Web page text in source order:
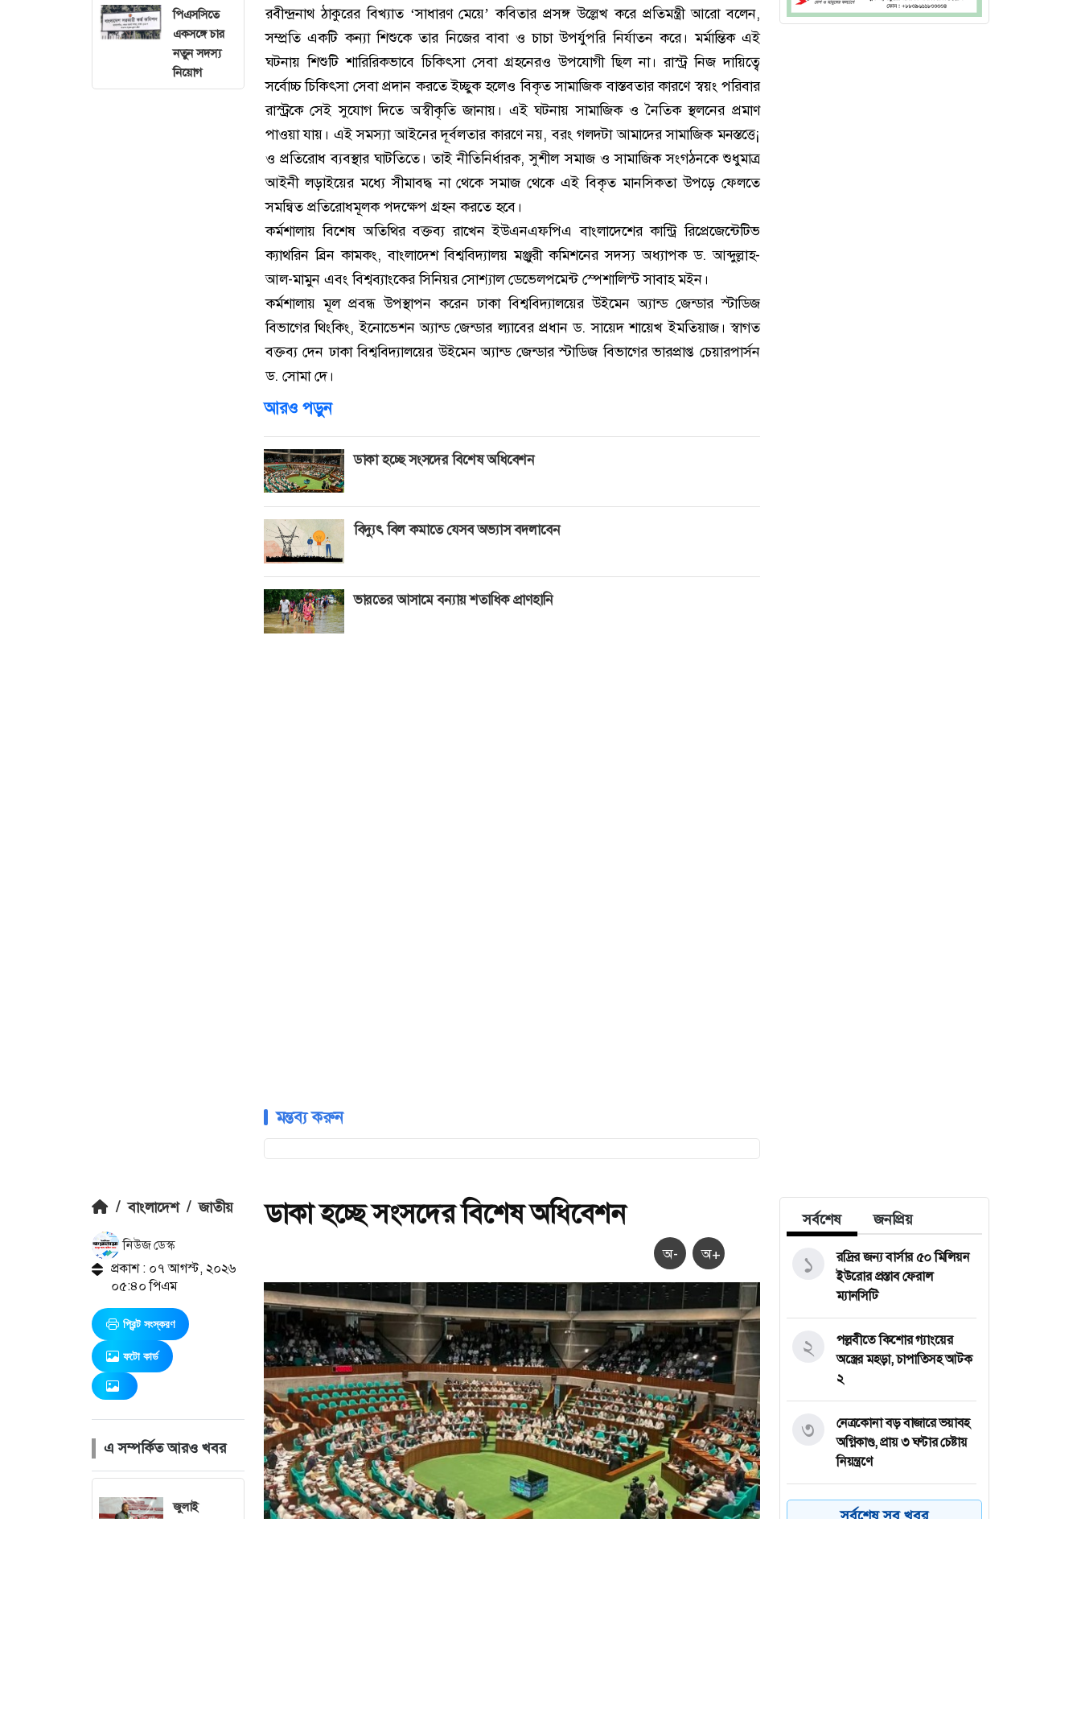
পিএসসিতে
একসঙ্গে চার
নতুন সদস্য
নিয়োগ
রবীন্দ্রনাথ ঠাকুরের বিখ্যাত ‘সাধারণ মেয়ে’ কবিতার প্রসঙ্গ উল্লেখ করে প্রতিমন্ত্রী আরো বলেন,
সম্প্রতি একটি কন্যা শিশুকে তার নিজের বাবা ও চাচা উপর্যুপরি নির্যাতন করে। মর্মান্তিক এই
ঘটনায় শিশুটি শারিরিকভাবে চিকিৎসা সেবা গ্রহনেরও উপযোগী ছিল না। রাস্ট্র নিজ দায়িত্বে
সর্বোচ্চ চিকিৎসা সেবা প্রদান করতে ইচ্ছুক হলেও বিকৃত সামাজিক বাস্তবতার কারণে স্বয়ং পরিবার
রাস্ট্রকে সেই সুযোগ দিতে অস্বীকৃতি জানায়। এই ঘটনায় সামাজিক ও নৈতিক স্থলনের প্রমাণ
পাওয়া যায়। এই সমস্যা আইনের দূর্বলতার কারণে নয়, বরং গলদটা আমাদের সামাজিক মনস্তত্তে¡
ও প্রতিরোধ ব্যবস্থার ঘাটতিতে। তাই নীতিনির্ধারক, সুশীল সমাজ ও সামাজিক সংগঠনকে শুধুমাত্র
আইনী লড়াইয়ের মধ্যে সীমাবদ্ধ না থেকে সমাজ থেকে এই বিকৃত মানসিকতা উপড়ে ফেলতে
সমন্বিত প্রতিরোধমূলক পদক্ষেপ গ্রহন করতে হবে।
কর্মশালায় বিশেষ অতিথির বক্তব্য রাখেন ইউএনএফপিএ বাংলাদেশের কান্ট্রি রিপ্রেজেন্টেটিভ
ক্যাথরিন ব্রিন কামকং, বাংলাদেশ বিশ্ববিদ্যালয় মঞ্জুরী কমিশনের সদস্য অধ্যাপক ড. আব্দুল্লাহ-
আল-মামুন এবং বিশ্বব্যাংকের সিনিয়র সোশ্যাল ডেভেলপমেন্ট স্পেশালিস্ট সাবাহ মইন।
কর্মশালায় মূল প্রবন্ধ উপস্থাপন করেন ঢাকা বিশ্ববিদ্যালয়ের উইমেন অ্যান্ড জেন্ডার স্টাডিজ
বিভাগের থিংকিং, ইনোভেশন অ্যান্ড জেন্ডার ল্যাবের প্রধান ড. সায়েদ শায়েখ ইমতিয়াজ। স্বাগত
বক্তব্য দেন ঢাকা বিশ্ববিদ্যালয়ের উইমেন অ্যান্ড জেন্ডার স্টাডিজ বিভাগের ভারপ্রাপ্ত চেয়ারপার্সন
ড. সোমা দে।
আরও পড়ুন
ডাকা হচ্ছে সংসদের বিশেষ অধিবেশন
বিদ্যুৎ বিল কমাতে যেসব অভ্যাস বদলাবেন
ভারতের আসামে বন্যায় শতাধিক প্রাণহানি
মন্তব্য করুন
/ বাংলাদেশ / জাতীয়
নিউজ ডেস্ক
প্রকাশ : ০৭ আগস্ট, ২০২৬
০৫:৪০ পিএম
প্রিন্ট সংস্করণ
ফটো কার্ড
এ সম্পর্কিত আরও খবর
জুলাই
ডাকা হচ্ছে সংসদের বিশেষ অধিবেশন
অ- অ+
সর্বশেষ জনপ্রিয়
রদ্রির জন্য বার্সার ৫০ মিলিয়ন
ইউরোর প্রস্তাব ফেরাল
ম্যানসিটি
১
পল্লবীতে কিশোর গ্যাংয়ের
অস্ত্রের মহড়া, চাপাতিসহ আটক
২
২
নেত্রকোনা বড় বাজারে ভয়াবহ
অগ্নিকাণ্ড, প্রায় ৩ ঘণ্টার চেষ্টায়
নিয়ন্ত্রণে
৩
কয়েক ডজন
সর্বশেষ সব খবর